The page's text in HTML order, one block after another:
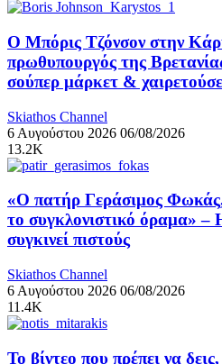
Ο Μπόρις Τζόνσον στην
πρωθυπουργός της
σούπερ μάρκετ &
Skiathos Channel
6 Αυγούστου 2026 06/08/2026
13.2K
«Ο πατήρ Γεράσιμος
το συγκλονιστικό όραμα» –
συγκινεί πιστούς
Skiathos Channel
6 Αυγούστου 2026 06/08/2026
11.4K
Το βίντεο που πρέπει να